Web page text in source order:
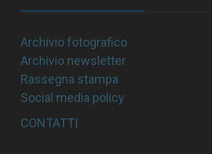
Archivio fotografico
Archivio newsletter
Rassegna stampa
Social media policy
CONTATTI